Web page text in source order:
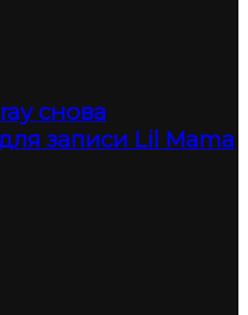
снова
записи Lil Mama